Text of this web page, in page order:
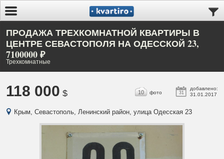
ПРОДАЖА ТРЕХКОМНАТНОЙ КВАРТИРЫ В
ЦЕНТРЕ СЕВАСТОПОЛЯ НА ОДЕССКОЙ 23,
7100000 ₽
Трехкомнатные
118 000 $ 31
добавлено:
31.01.2017
10 фото
Крым, Севастополь, Ленинский район, улица Одесская 23